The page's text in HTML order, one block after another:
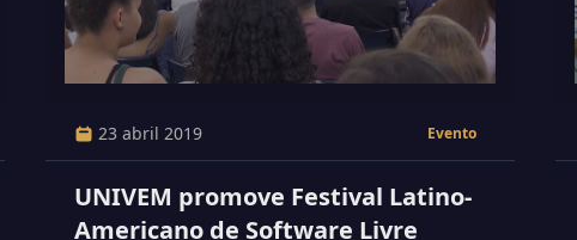
23 abril 2019 Evento
UNIVEM promove Festival Latino-
Americano de Software Livre